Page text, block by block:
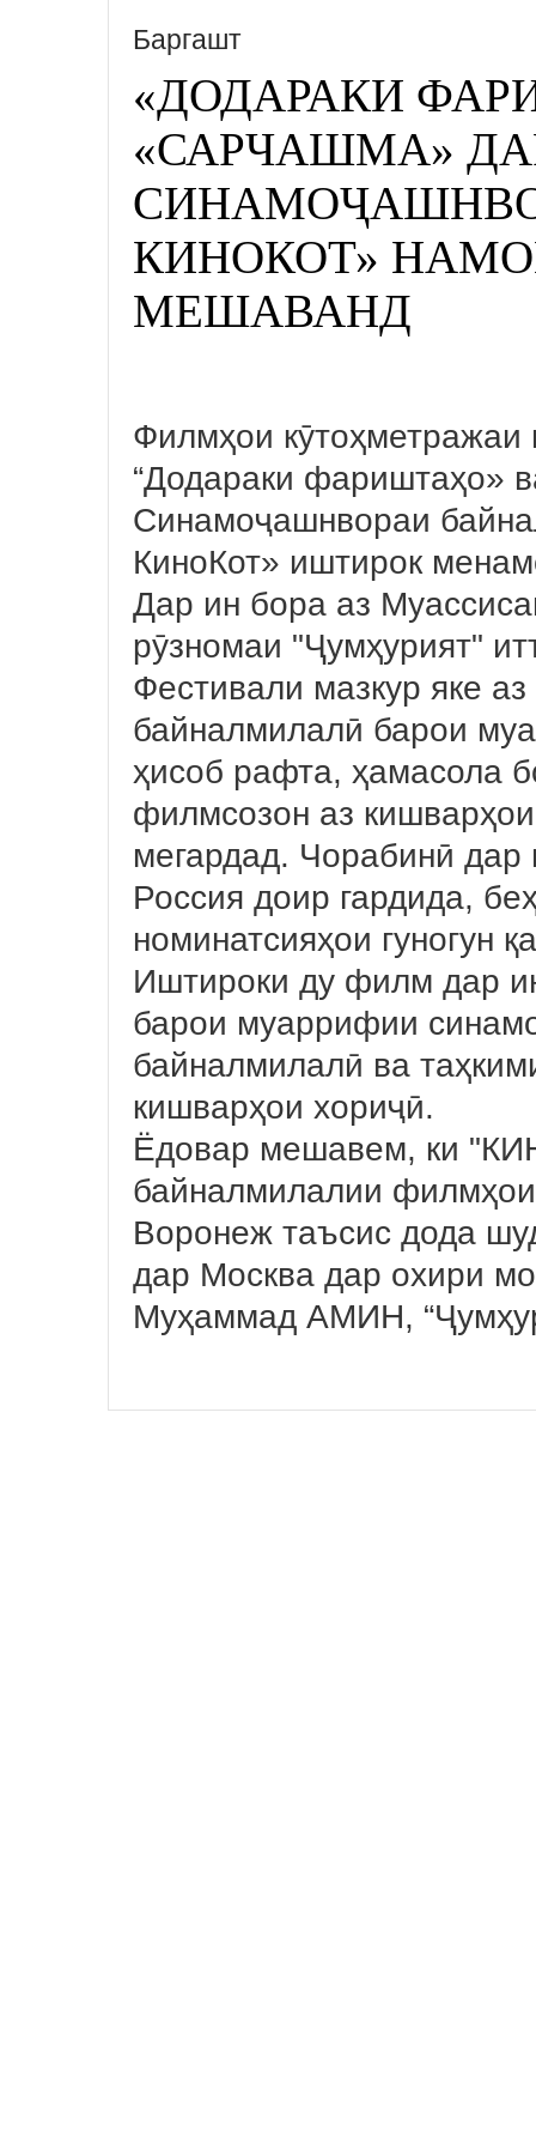
Баргашт
«ДОДАРАКИ
«САРЧАШМА»
КИНОКОТ»
МЕШАВАНД
Филмҳои
“Додараки фариштаҳо»
Синамоҷашнвораи
КиноКот» иштирок
Дар ин бора аз
рӯзномаи "Ҷумҳурият"
Фестивали мазкур яке
байналмилалӣ барои
ҳисоб рафта, ҳамасола
филмсозон аз кишварҳои
мегардад. Чорабинӣ
Россия доир гардида,
номинатсияҳои гуногун
Иштироки ду филм дар
барои муаррифии
байналмилалӣ ва
кишварҳои хориҷӣ.
Ёдовар мешавем, ки
байналмилалии
Воронеж таъсис дода
дар Москва дар охири
Муҳаммад АМИН,